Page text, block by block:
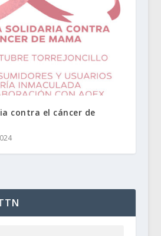
contra el cáncer de